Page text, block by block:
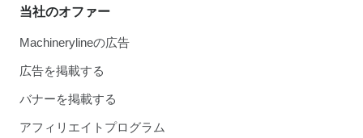
当社のオファー
Machinerylineの広告
広告を掲載する
バナーを掲載する
アフィリエイトプログラム